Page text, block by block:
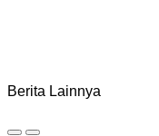
Berita Lainnya